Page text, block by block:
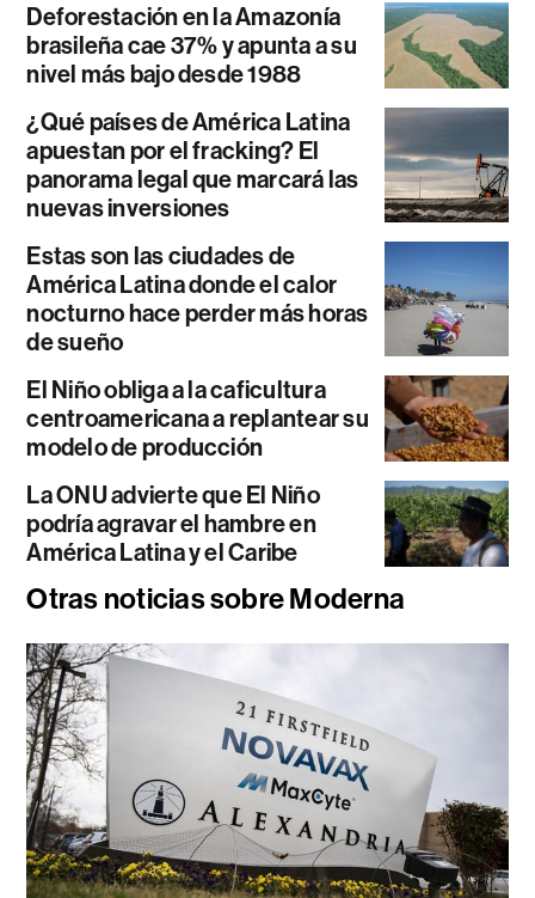
Deforestación en la Amazonía
brasileña cae 37% y apunta a su
nivel más bajo desde 1988
¿Qué países de América Latina
apuestan por el fracking? El
panorama legal que marcará las
nuevas inversiones
Estas son las ciudades de
América Latina donde el calor
nocturno hace perder más horas
de sueño
El Niño obliga a la caficultura
centroamericana a replantear su
modelo de producción
La ONU advierte que El Niño
podría agravar el hambre en
América Latina y el Caribe
Otras noticias sobre Moderna